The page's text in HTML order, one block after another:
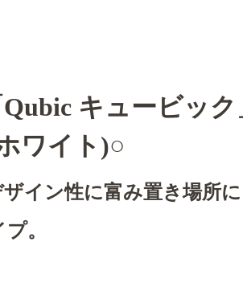
キュービック
ワイト)○
イン性に富み置き場所
。